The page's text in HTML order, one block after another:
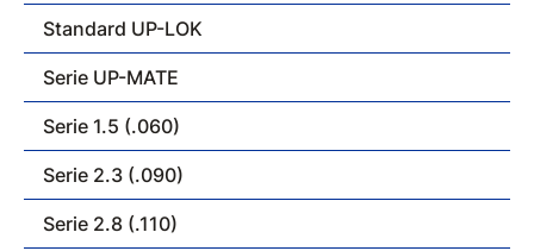
Standard UP-LOK
Serie UP-MATE
Serie 1.5 (.060)
Serie 2.3 (.090)
Serie 2.8 (.110)